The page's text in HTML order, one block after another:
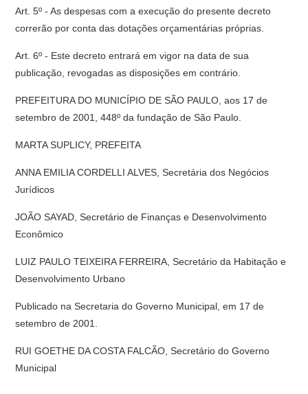
Art. 5º - As despesas com a execução do presente decreto
correrão por conta das dotações orçamentárias próprias.
Art. 6º - Este decreto entrará em vigor na data de sua
publicação, revogadas as disposições em contrário.
PREFEITURA DO MUNICÍPIO DE SÃO PAULO, aos 17 de
setembro de 2001, 448º da fundação de São Paulo.
MARTA SUPLICY, PREFEITA
ANNA EMILIA CORDELLI ALVES, Secretária dos Negócios
Jurídicos
JOÃO SAYAD, Secretário de Finanças e Desenvolvimento
Econômico
LUIZ PAULO TEIXEIRA FERREIRA, Secretário da Habitação e
Desenvolvimento Urbano
Publicado na Secretaria do Governo Municipal, em 17 de
setembro de 2001.
RUI GOETHE DA COSTA FALCÃO, Secretário do Governo
Municipal